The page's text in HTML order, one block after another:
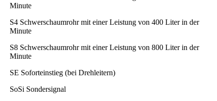
Minute
S4 Schwerschaumrohr mit einer Leistung von 400 Liter in der
Minute
S8 Schwerschaumrohr mit einer Leistung von 800 Liter in der
Minute
SE Soforteinstieg (bei Drehleitern)
SoSi Sondersignal